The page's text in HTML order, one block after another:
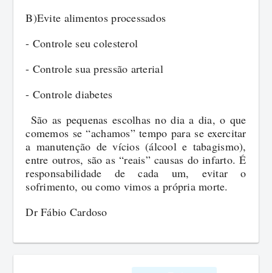
B)Evite alimentos processados
- Controle seu colesterol
- Controle sua pressão arterial
- Controle diabetes
São as pequenas escolhas no dia a dia, o que
comemos se “achamos” tempo para se exercitar
a manutenção de vícios (álcool e tabagismo),
entre outros, são as “reais” causas do infarto. É
responsabilidade de cada um, evitar o
sofrimento, ou como vimos a própria morte.
Dr Fábio Cardoso